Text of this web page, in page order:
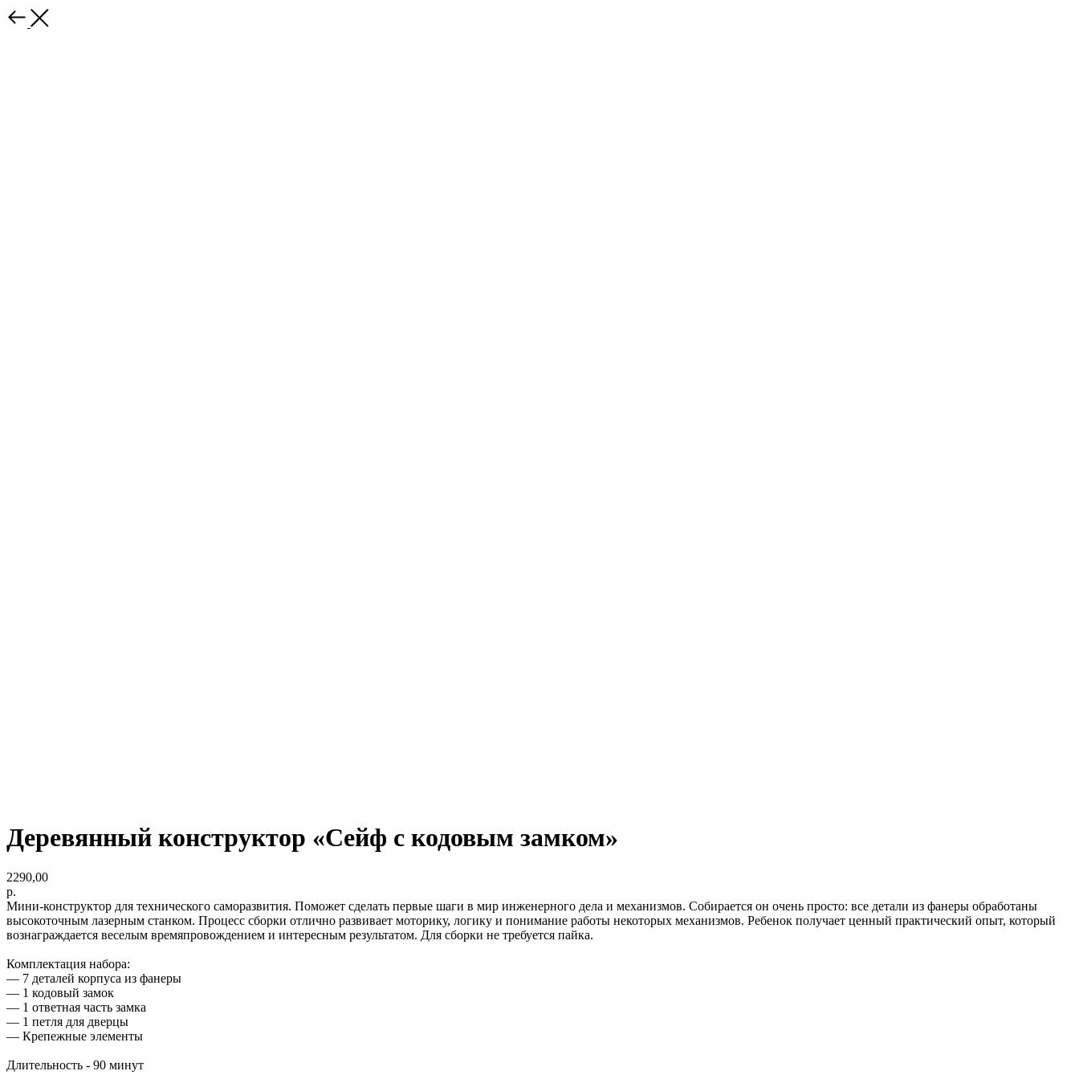
Деревянный конструктор «Сейф с кодовым замком»
2290,00
р.
Мини-конструктор для технического саморазвития. Поможет сделать первые шаги в мир инженерного дела и механизмов. Собирается он очень просто: все детали из фанеры обработаны
высокоточным лазерным станком. Процесс сборки отлично развивает моторику, логику и понимание работы некоторых механизмов. Ребенок получает ценный практический опыт, который
вознаграждается веселым времяпровождением и интересным результатом. Для сборки не требуется пайка.
Комплектация набора:
— 7 деталей корпуса из фанеры
— 1 кодовый замок
— 1 ответная часть замка
— 1 петля для дверцы
— Крепежные элементы
Длительность - 90 минут